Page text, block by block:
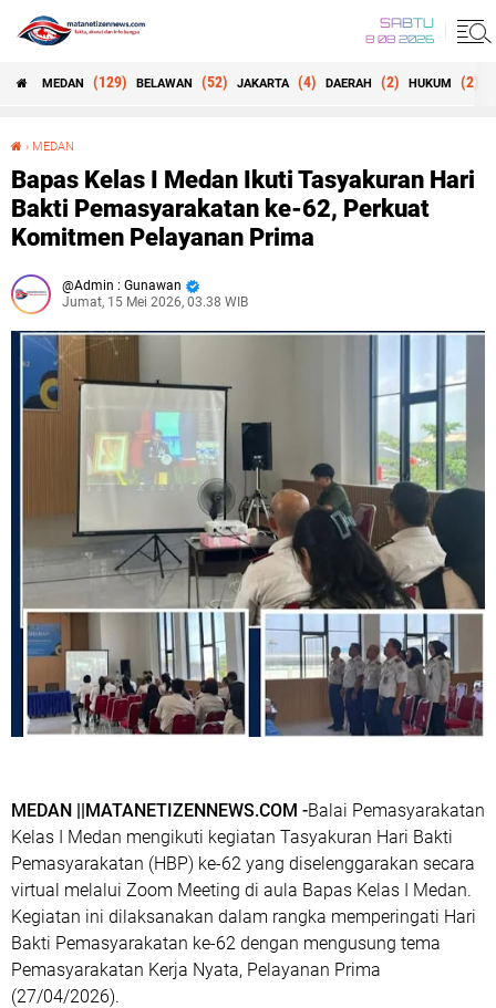
SABTU
8 08 2026
MEDAN (129) BELAWAN (52) JAKARTA (4) DAERAH (2) HUKUM (2)
› MEDAN
Bapas Kelas I Medan Ikuti Tasyakuran Hari
Bakti Pemasyarakatan ke-62, Perkuat
Komitmen Pelayanan Prima
Admin : Gunawan
Jumat, 15 Mei 2026, 03.38 WIB
MEDAN ||MATANETIZENNEWS.COM -Balai Pemasyarakatan
Kelas I Medan mengikuti kegiatan Tasyakuran Hari Bakti
Pemasyarakatan (HBP) ke-62 yang diselenggarakan secara
virtual melalui Zoom Meeting di aula Bapas Kelas I Medan.
Kegiatan ini dilaksanakan dalam rangka memperingati Hari
Bakti Pemasyarakatan ke-62 dengan mengusung tema
Pemasyarakatan Kerja Nyata, Pelayanan Prima
(27/04/2026).